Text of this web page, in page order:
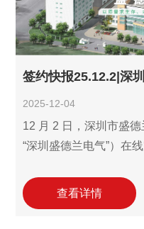
标准化与质量一致性根
造核心业务注入关键动
件产品实效与长期
2025-12-04
12 月 2 日，深圳市盛
“深圳盛德兰电气”）在
1999 年成立的电气领
设备、配电开关控制设
查看详情